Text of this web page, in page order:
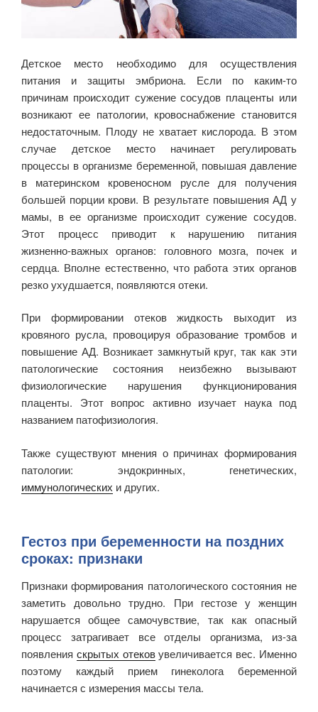
Детское место необходимо для осуществления
питания и защиты эмбриона. Если по каким-то
причинам происходит сужение сосудов плаценты или
возникают ее патологии, кровоснабжение становится
недостаточным. Плоду не хватает кислорода. В этом
случае детское место начинает регулировать
процессы в организме беременной, повышая давление
в материнском кровеносном русле для получения
большей порции крови. В результате повышения АД у
мамы, в ее организме происходит сужение сосудов.
Этот процесс приводит к нарушению питания
жизненно-важных органов: головного мозга, почек и
сердца. Вполне естественно, что работа этих органов
резко ухудшается, появляются отеки.
При формировании отеков жидкость выходит из
кровяного русла, провоцируя образование тромбов и
повышение АД. Возникает замкнутый круг, так как эти
патологические состояния неизбежно вызывают
физиологические нарушения функционирования
плаценты. Этот вопрос активно изучает наука под
названием патофизиология.
Также существуют мнения о причинах формирования
патологии: эндокринных, генетических,
иммунологических и других.
Гестоз при беременности на поздних
сроках: признаки
Признаки формирования патологического состояния не
заметить довольно трудно. При гестозе у женщин
нарушается общее самочувствие, так как опасный
процесс затрагивает все отделы организма, из-за
появления скрытых отековувеличивается вес. Именно
поэтому каждый прием гинеколога беременной
начинается с измерения массы тела.